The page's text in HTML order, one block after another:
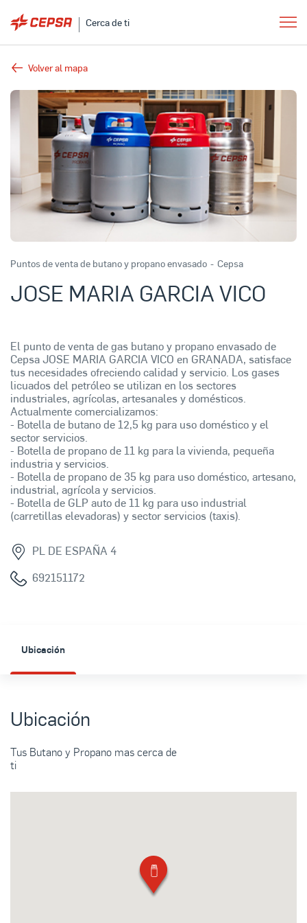
Cerca de ti
Volver al mapa
Puntos de venta de butano y propano envasado - Cepsa
JOSE MARIA GARCIA VICO
El punto de venta de gas butano y propano envasado de
Cepsa JOSE MARIA GARCIA VICO en GRANADA, satisface
tus necesidades ofreciendo calidad y servicio. Los gases
licuados del petróleo se utilizan en los sectores
industriales, agrícolas, artesanales y domésticos.
Actualmente comercializamos:
- Botella de butano de 12,5 kg para uso doméstico y el
sector servicios.
- Botella de propano de 11 kg para la vivienda, pequeña
industria y servicios.
- Botella de propano de 35 kg para uso doméstico, artesano,
industrial, agrícola y servicios.
- Botella de GLP auto de 11 kg para uso industrial
(carretillas elevadoras) y sector servicios (taxis).
PL DE ESPAÑA 4
692151172
Ubicación
Ubicación
Tus Butano y Propano mas cerca de
ti